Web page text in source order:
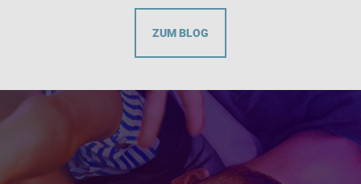
ZUM BLOG